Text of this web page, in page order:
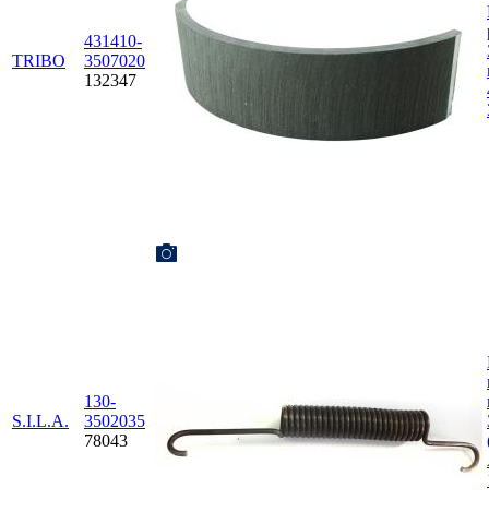
TRIBO
431410-
3507020
132347
S.I.L.A.
130-
3502035
78043